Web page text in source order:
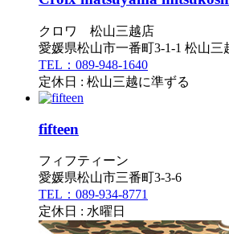
クロワ 松山三越店
愛媛県松山市一番町3-1-1 松山三
TEL：089-948-1640
定休日 : 松山三越に準ずる
fifteen
フィフティーン
愛媛県松山市三番町3-3-6
TEL：089-934-8771
定休日 : 水曜日